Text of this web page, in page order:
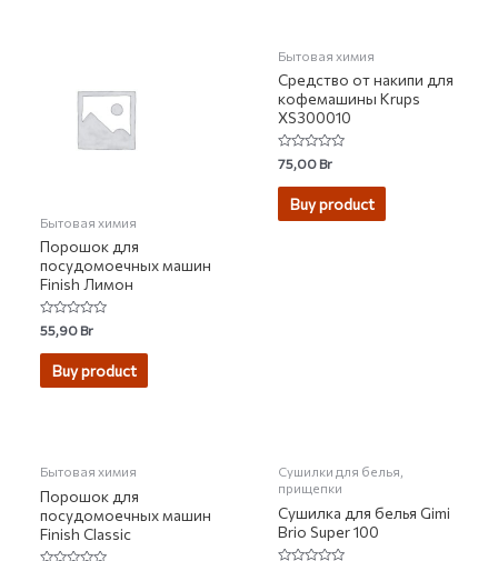
Бытовая химия
Порошок для
посудомоечных машин
Finish Лимон
Rated
0
out
55,90Br
Buy product
Бытовая химия
Средство от накипи для
кофемашины Krups
XS300010
Rated
0
out
75,00Br
Buy product
Бытовая химия
Порошок для
посудомоечных машин
Finish Classic
Сушилки для белья,
прищепки
Сушилка для белья Gimi
Brio Super 100